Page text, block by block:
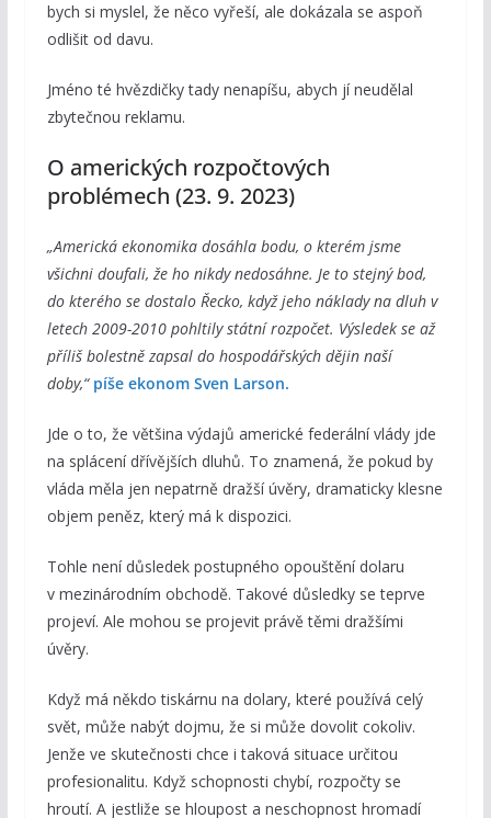
bych si myslel, že něco vyřeší, ale dokázala se aspoň
odlišit od davu.
Jméno té hvězdičky tady nenapíšu, abych jí neudělal
zbytečnou reklamu.
O amerických rozpočtových
problémech (23. 9. 2023)
„Americká ekonomika dosáhla bodu, o kterém jsme
všichni doufali, že ho nikdynedosáhne. Je to stejný bod,
do kterého se dostalo Řecko, když jeho náklady na dluh v
letech 2009-2010 pohltily státní rozpočet. Výsledek se až
příliš bolestně zapsal do hospodářských dějin naší
doby,“ píše ekonom Sven Larson.
Jde o to, že většina výdajů americké federální vlády jde
na splácení dřívějších dluhů. To znamená, že pokud by
vláda měla jen nepatrně dražší úvěry, dramaticky klesne
objem peněz, který má k dispozici.
Tohle není důsledek postupného opouštění dolaru
v mezinárodním obchodě. Takové důsledky se teprve
projeví. Ale mohou se projevit právě těmi dražšími
úvěry.
Když má někdo tiskárnu na dolary, které používá celý
svět, může nabýt dojmu, že si může dovolit cokoliv.
Jenže ve skutečnosti chce i taková situace určitou
profesionalitu. Když schopnosti chybí, rozpočty se
hroutí. A jestliže se hloupost a neschopnost hromadí